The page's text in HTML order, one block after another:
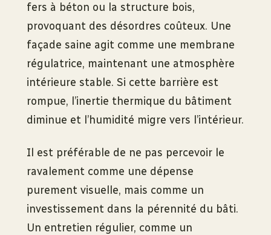
fers à béton ou la structure bois,
provoquant des désordres coûteux. Une
façade saine agit comme une membrane
régulatrice, maintenant une atmosphère
intérieure stable. Si cette barrière est
rompue, l’inertie thermique du bâtiment
diminue et l’humidité migre vers l’intérieur.
Il est préférable de ne pas percevoir le
ravalement comme une dépense
purement visuelle, mais comme un
investissement dans la pérennité du bâti.
Un entretien régulier, comme un